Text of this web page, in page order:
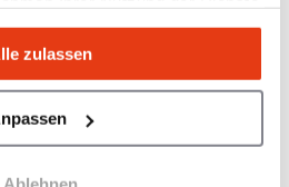
zulassen
in Betrieb oder
Region und nähert sich
von 100 Häusern bis Ende